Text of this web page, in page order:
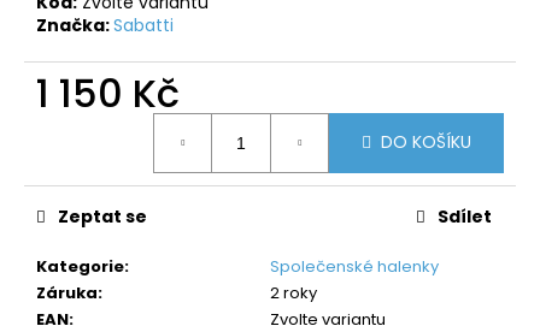
Značka:Sabatti
1 150 Kč
DO KOŠÍKU
Kategorie:
Společenské halenky
Záruka:
2 roky
EAN:
Zvolte variantu
Zeptat se Sdílet
e
e